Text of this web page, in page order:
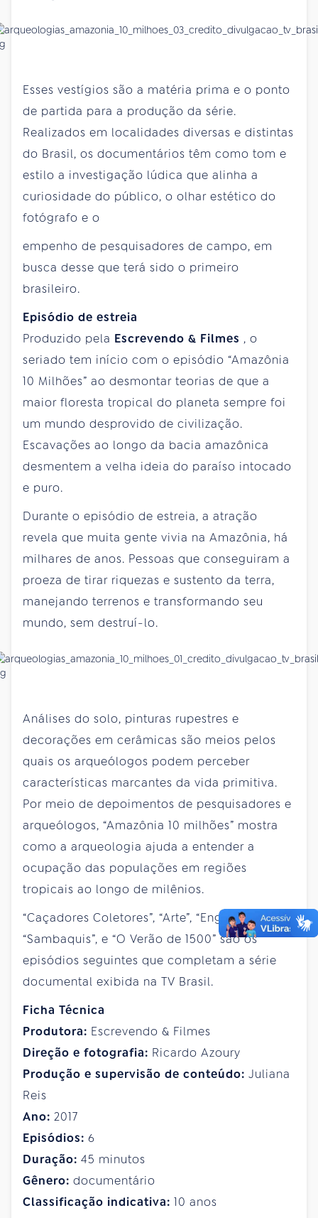
Esses vestígios são a matéria prima e o ponto
de partida para a produção da série.
Realizados em localidades diversas e distintas
do Brasil, os documentários têm como tom e
estilo a investigação lúdica que alinha a
curiosidade do público, o olhar estético do
fotógrafo e o
empenho de pesquisadores de campo, em
busca desse que terá sido o primeiro
brasileiro.
Episódio de estreia
Produzido pela Escrevendo & Filmes , o
seriado tem início com o episódio “Amazônia
10 Milhões” ao desmontar teorias de que a
maior floresta tropical do planeta sempre foi
um mundo desprovido de civilização.
Escavações ao longo da bacia amazônica
desmentem a velha ideia do paraíso intocado
e puro.
Durante o episódio de estreia, a atração
revela que muita gente vivia na Amazônia, há
milhares de anos. Pessoas que conseguiram a
proeza de tirar riquezas e sustento da terra,
manejando terrenos e transformando seu
mundo, sem destruí-lo.
Análises do solo, pinturas rupestres e
decorações em cerâmicas são meios pelos
quais os arqueólogos podem perceber
características marcantes da vida primitiva.
Por meio de depoimentos de pesquisadores e
arqueólogos, “Amazônia 10 milhões” mostra
como a arqueologia ajuda a entender a
ocupação das populações em regiões
tropicais ao longo de milênios.
“Caçadores Coletores”, “Arte”, “Engenheiros”,
“Sambaquis”, e “O Verão de 1500” são os
episódios seguintes que completam a série
documental exibida na TV Brasil.
Ficha Técnica
Produtora: Escrevendo & Filmes
Direção e fotografia: Ricardo Azoury
Produção e supervisão de conteúdo: Juliana
Reis
Ano: 2017
Episódios: 6
Duração: 45 minutos
Gênero: documentário
Classificação indicativa: 10 anos